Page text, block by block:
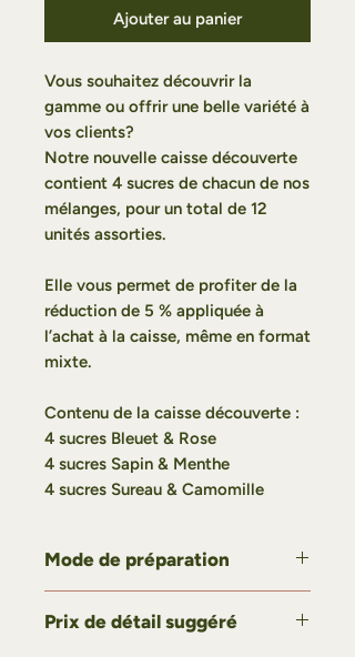
Ajouter au panier
Vous souhaitez découvrir la
gamme ou offrir une belle variété à
vos clients?
Notre nouvelle caisse découverte
contient 4 sucres de chacun de nos
mélanges, pour un total de 12
unités assorties.
Elle vous permet de profiter de la
réduction de 5 % appliquée à
l’achat à la caisse, même en format
mixte.
Contenu de la caisse découverte :
4 sucres Bleuet & Rose
4 sucres Sapin & Menthe
4 sucres Sureau & Camomille
Mode de préparation
Dans une tasse d’eau froide,
Prix de détail suggéré